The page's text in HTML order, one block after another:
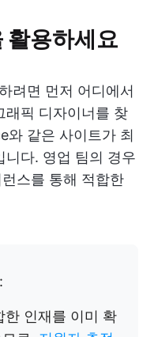
활용하세요
려면 먼저 어디에서
래픽 디자이너를 찾
와 같은 사이트가 최
니다. 영업 팀의 경우
스를 통해 적합한
:
한 인재를 이미 확